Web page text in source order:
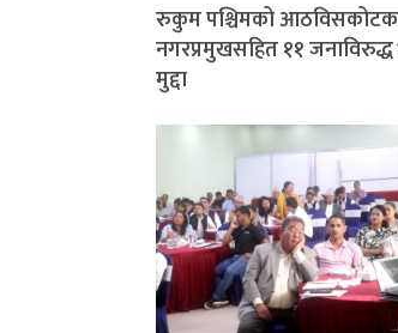
रुकुम पश्चिमको
नगरप्रमुखसहित ११ जनाविरुद्ध
मुद्दा